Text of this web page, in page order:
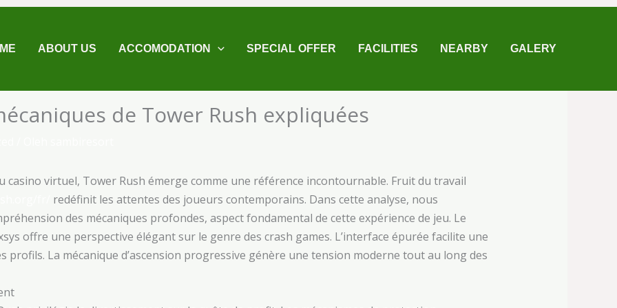
ABOUT US ACCOMODATION SPECIAL OFFER FACILITIES NEARBY GALERY
de Tower Rush expliquées
casino virtuel, Tower Rush émerge comme une référence incontournable. Fruit du travail
redéfinit les attentes des joueurs contemporains. Dans cette analyse, nous
des mécaniques profondes, aspect fondamental de cette expérience de jeu. Le
offre une perspective élégant sur le genre des crash games. L’interface épurée facilite une
profils. La mécanique d’ascension progressive génère une tension moderne tout au long des